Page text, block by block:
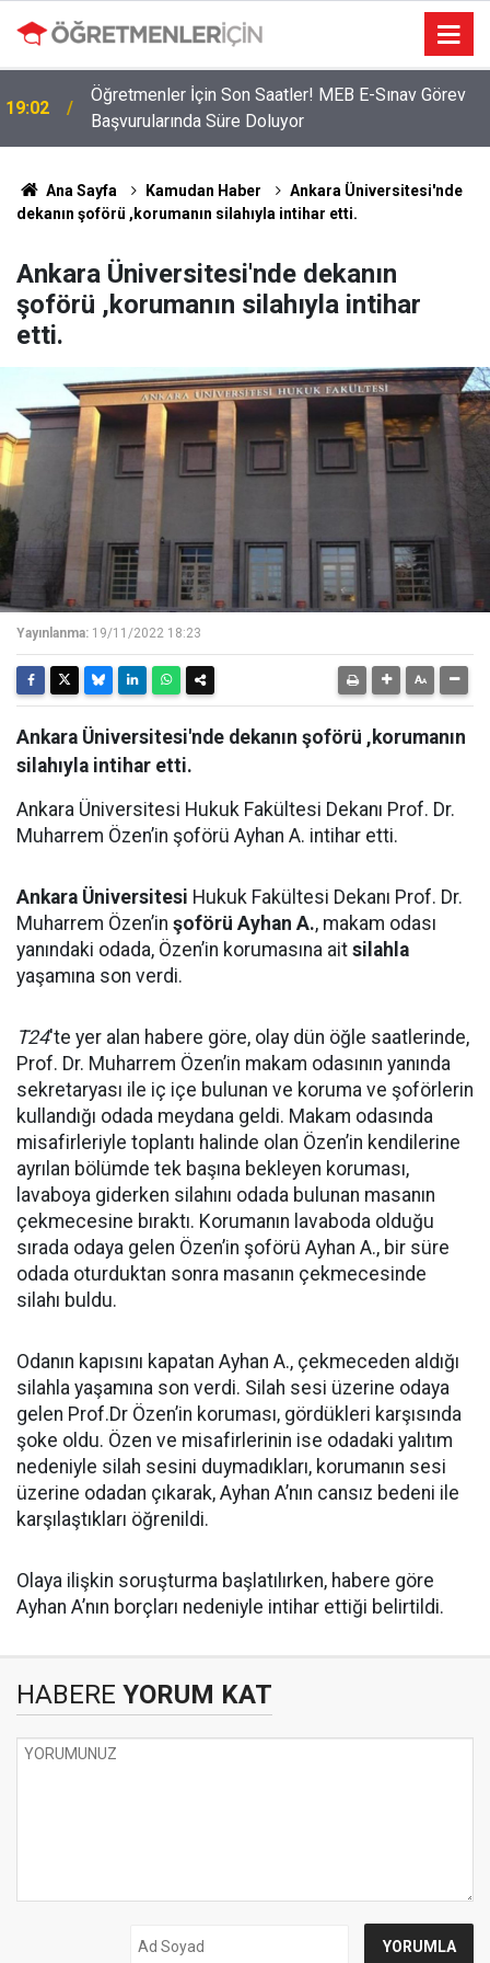
19:02
Öğretmenler İçin Son Saatler! MEB E-Sınav Görev
Başvurularında Süre Doluyor
Ana Sayfa Kamudan Haber
Ankara Üniversitesi'nde
dekanın şoförü ,korumanın silahıyla intihar etti.
Ankara Üniversitesi'nde dekanın
şoförü ,korumanın silahıyla intihar
etti.
Yayınlanma: 19/11/2022 18:23
Ankara Üniversitesi'nde dekanın şoförü ,korumanın
silahıyla intihar etti.
Ankara Üniversitesi Hukuk Fakültesi Dekanı Prof. Dr.
Muharrem Özen’in şoförü Ayhan A. intihar etti.
Ankara Üniversitesi Hukuk Fakültesi Dekanı Prof. Dr.
Muharrem Özen’in şoförü Ayhan A., makam odası
yanındaki odada, Özen’in korumasına ait silahla
yaşamına son verdi.
T24'te yer alan habere göre, olay dün öğle saatlerinde,
Prof. Dr. Muharrem Özen’in makam odasının yanında
sekretaryası ile iç içe bulunan ve koruma ve şoförlerin
kullandığı odada meydana geldi. Makam odasında
misafirleriyle toplantı halinde olan Özen’in kendilerine
ayrılan bölümde tek başına bekleyen koruması,
lavaboya giderken silahını odada bulunan masanın
çekmecesine bıraktı. Korumanın lavaboda olduğu
sırada odaya gelen Özen’in şoförü Ayhan A., bir süre
odada oturduktan sonra masanın çekmecesinde
silahı buldu.
Odanın kapısını kapatan Ayhan A., çekmeceden aldığı
silahla yaşamına son verdi. Silah sesi üzerine odaya
gelen Prof.Dr Özen’in koruması, gördükleri karşısında
şoke oldu. Özen ve misafirlerinin ise odadaki yalıtım
nedeniyle silah sesini duymadıkları, korumanın sesi
üzerine odadan çıkarak, Ayhan A’nın cansız bedeni ile
karşılaştıkları öğrenildi.
Olaya ilişkin soruşturma başlatılırken, habere göre
Ayhan A’nın borçları nedeniyle intihar ettiği belirtildi.
HABERE YORUM KAT